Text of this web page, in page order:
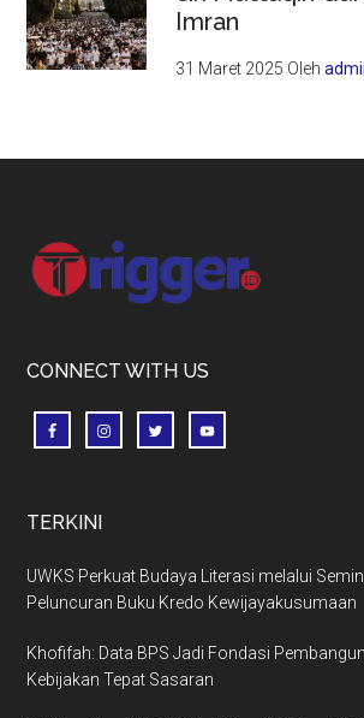
Imran
31 Maret 2025 Oleh
Footer
CONNECT WITH US
TERKINI
UWKS Perkuat Budaya Literasi melalui
Peluncuran Buku Kredo Kewijayakusumaan
Khofifah: Data BPS Jadi Fondasi
Kebijakan Tepat Sasaran